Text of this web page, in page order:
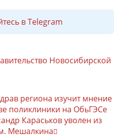
в Telegram
Новосибирской
региона изучит мнение
поликлиники на ОбьГЭСе
Караськов уволен из
Мешалкина